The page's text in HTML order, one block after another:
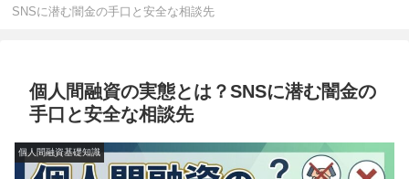
SNSに潜む闇金の手口と安全な相談先
個人間融資の実態とは？SNSに潜む闇金の
手口と安全な相談先
個人間融資基礎知識